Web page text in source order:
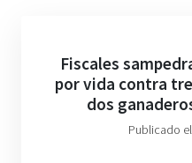
Fiscales
por vida contra
dos
Publicado